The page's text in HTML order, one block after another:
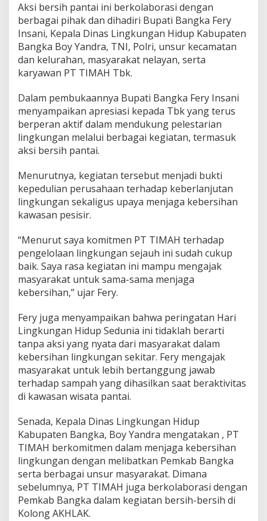
Aksi bersih pantai ini berkolaborasi dengan
berbagai pihak dan dihadiri Bupati Bangka Fery
Insani, Kepala Dinas Lingkungan Hidup Kabupaten
Bangka Boy Yandra, TNI, Polri, unsur kecamatan
dan kelurahan, masyarakat nelayan, serta
karyawan PT TIMAH Tbk.
Dalam pembukaannya Bupati Bangka Fery Insani
menyampaikan apresiasi kepada Tbk yang terus
berperan aktif dalam mendukung pelestarian
lingkungan melalui berbagai kegiatan, termasuk
aksi bersih pantai.
Menurutnya, kegiatan tersebut menjadi bukti
kepedulian perusahaan terhadap keberlanjutan
lingkungan sekaligus upaya menjaga kebersihan
kawasan pesisir.
“Menurut saya komitmen PT TIMAH terhadap
pengelolaan lingkungan sejauh ini sudah cukup
baik. Saya rasa kegiatan ini mampu mengajak
masyarakat untuk sama-sama menjaga
kebersihan,” ujar Fery.
Fery juga menyampaikan bahwa peringatan Hari
Lingkungan Hidup Sedunia ini tidaklah berarti
tanpa aksi yang nyata dari masyarakat dalam
kebersihan lingkungan sekitar. Fery mengajak
masyarakat untuk lebih bertanggung jawab
terhadap sampah yang dihasilkan saat beraktivitas
di kawasan wisata pantai.
Senada, Kepala Dinas Lingkungan Hidup
Kabupaten Bangka, Boy Yandra mengatakan , PT
TIMAH berkomitmen dalam menjaga kebersihan
lingkungan dengan melibatkan Pemkab Bangka
serta berbagai unsur masyarakat. Dimana
sebelumnya, PT TIMAH juga berkolaborasi dengan
Pemkab Bangka dalam kegiatan bersih-bersih di
Kolong AKHLAK.